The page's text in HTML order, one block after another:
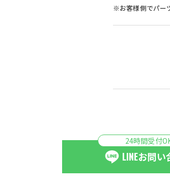
※お客様側でパー
24時間受付
LINEお問い